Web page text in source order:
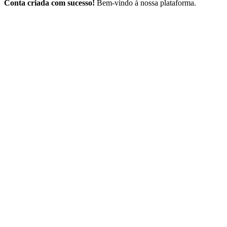
Conta criada com sucesso! Bem-vindo à nossa plataforma.